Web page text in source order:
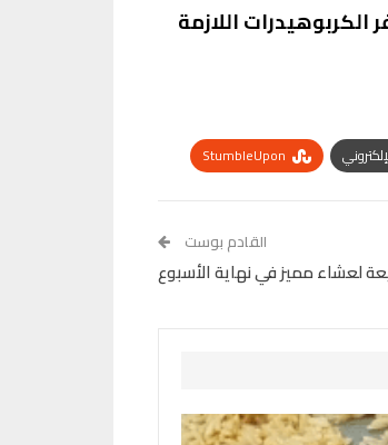
اللازمة
StumbleUpon
القادم بوست
لعشاء مميز في نهاية الأسبوع